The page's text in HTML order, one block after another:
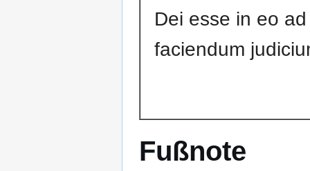
Dei esse in eo ad
faciendum
Fußnote